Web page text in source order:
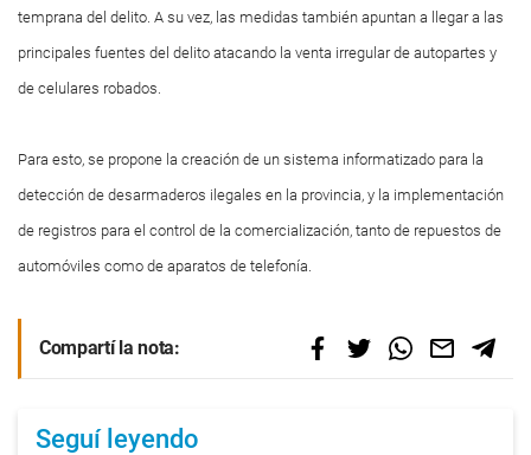
temprana del delito. A su vez, las medidas también apuntan a llegar a las
principales fuentes del delito atacando la venta irregular de autopartes y
de celulares robados.
Para esto, se propone la creación de un sistema informatizado para la
detección de desarmaderos ilegales en la provincia, y la implementación
de registros para el control de la comercialización, tanto de repuestos de
automóviles como de aparatos de telefonía.
Compartí la nota:
Seguí leyendo